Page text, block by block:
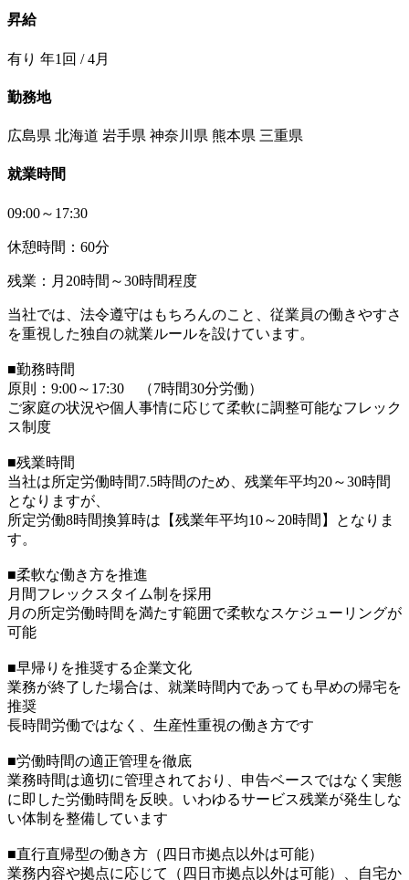
昇給
有り 年1回 / 4月
勤務地
広島県 北海道 岩手県 神奈川県 熊本県 三重県
就業時間
09:00～17:30
休憩時間：60分
残業：月20時間～30時間程度
当社では、法令遵守はもちろんのこと、従業員の働きやすさ
を重視した独自の就業ルールを設けています。
■勤務時間
原則：9:00～17:30 （7時間30分労働）
ご家庭の状況や個人事情に応じて柔軟に調整可能なフレック
ス制度
■残業時間
当社は所定労働時間7.5時間のため、残業年平均20～30時間
となりますが、
所定労働8時間換算時は【残業年平均10～20時間】となりま
す。
■柔軟な働き方を推進
月間フレックスタイム制を採用
月の所定労働時間を満たす範囲で柔軟なスケジューリングが
可能
■早帰りを推奨する企業文化
業務が終了した場合は、就業時間内であっても早めの帰宅を
推奨
長時間労働ではなく、生産性重視の働き方です
■労働時間の適正管理を徹底
業務時間は適切に管理されており、申告ベースではなく実態
に即した労働時間を反映。いわゆるサービス残業が発生しな
い体制を整備しています
■直行直帰型の働き方（四日市拠点以外は可能）
業務内容や拠点に応じて（四日市拠点以外は可能）、自宅か